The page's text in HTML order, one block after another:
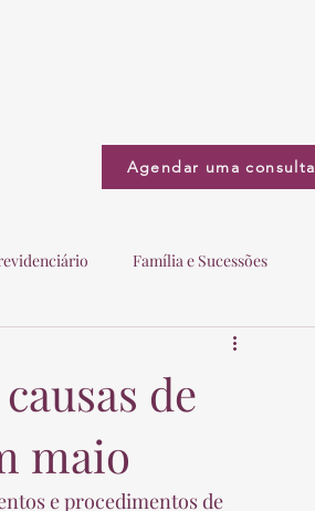
Agendar uma consulta
Família e Sucessões
de
maio